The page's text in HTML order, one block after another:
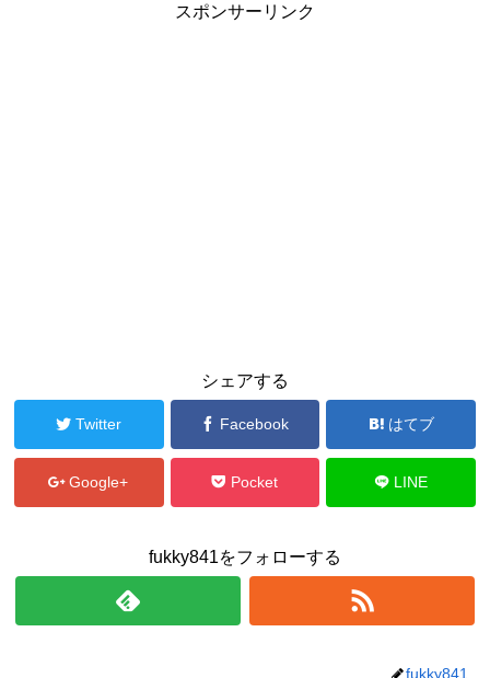
スポンサーリンク
シェアする
Twitter Facebook はてブ
Google+ Pocket LINE
fukky841をフォローする
fukky841